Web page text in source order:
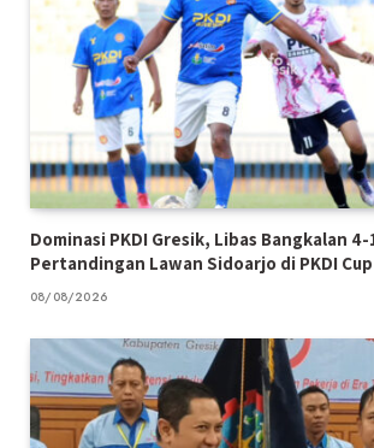
Dominasi PKDI Gresik, Libas Bangkalan
Pertandingan Lawan Sidoarjo di PKDI
08/08/2026